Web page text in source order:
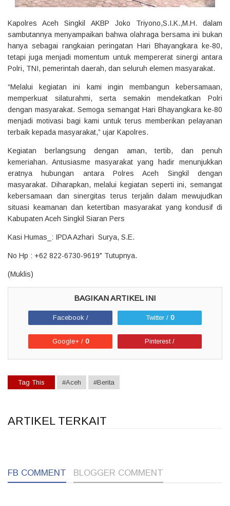
Kapolres Aceh Singkil AKBP Joko Triyono,S.I.K.,M.H. dalam
sambutannya menyampaikan bahwa olahraga bersama ini bukan
hanya sebagai rangkaian peringatan Hari Bhayangkara ke-80,
tetapi juga menjadi momentum untuk mempererat sinergi antara
Polri, TNI, pemerintah daerah, dan seluruh elemen masyarakat.
“Melalui kegiatan ini kami ingin membangun kebersamaan,
memperkuat silaturahmi, serta semakin mendekatkan Polri
dengan masyarakat. Semoga semangat Hari Bhayangkara ke-80
menjadi motivasi bagi kami untuk terus memberikan pelayanan
terbaik kepada masyarakat,” ujar Kapolres.
Kegiatan berlangsung dengan aman, tertib, dan penuh
kemeriahan. Antusiasme masyarakat yang hadir menunjukkan
eratnya hubungan antara Polres Aceh Singkil dengan
masyarakat. Diharapkan, melalui kegiatan seperti ini, semangat
kebersamaan dan sinergitas terus terjalin dalam mewujudkan
situasi keamanan dan ketertiban masyarakat yang kondusif di
Kabupaten Aceh Singkil Siaran Pers
Kasi Humas_: IPDA Azhari Surya, S.E.
No Hp : +62 822-6730-9619" Tutupnya.
(Muklis)
Facebook / Twitter / 0
Google+ / 0 Pinterest /
Tag This #Aceh #Berita
ARTIKEL TERKAIT
FB COMMENT BLOGGER COMMENT